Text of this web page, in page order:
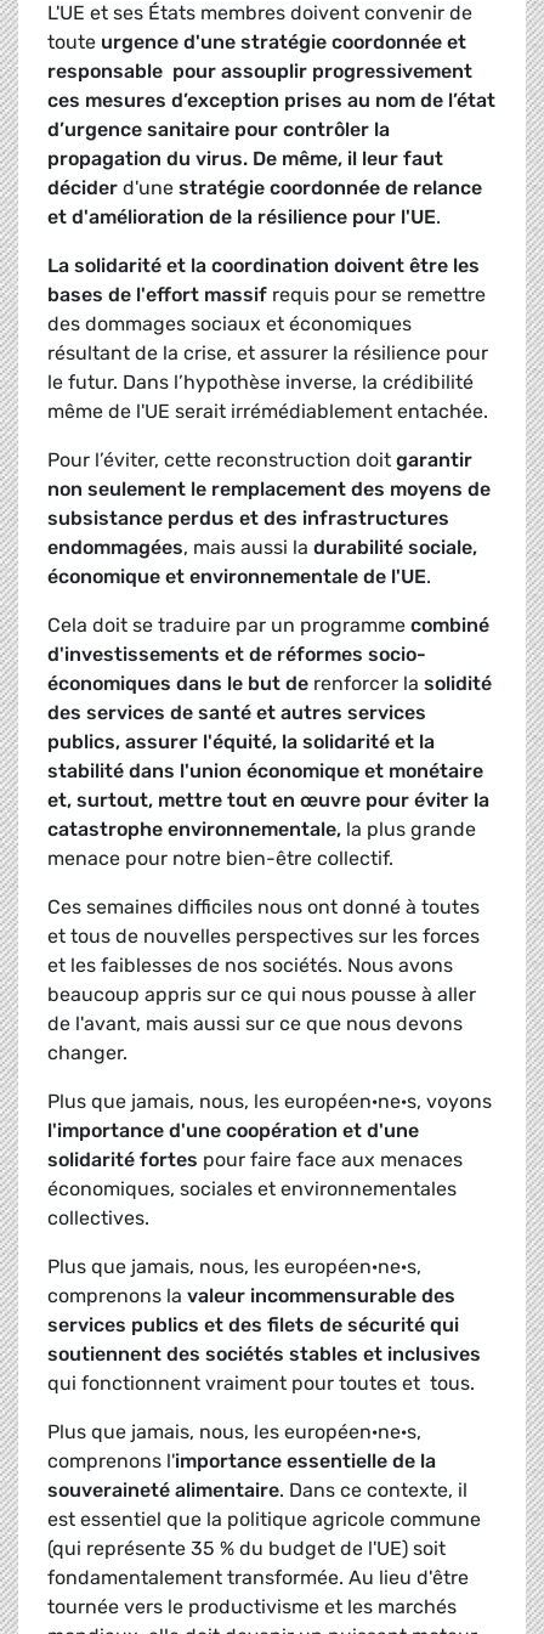
L'UE et ses États membres doivent convenir de
toute urgence d'une stratégie coordonnée et
responsable pour assouplir progressivement
ces mesures d’exception prises au nom de l’état
d’urgence sanitaire pour contrôler la
propagation du virus. De même, il leur faut
décider d'une stratégie coordonnée de relance
et d'amélioration de la résilience pour l'UE.
La solidarité et la coordination doivent être les
bases de l'effort massif requis pour se remettre
des dommages sociaux et économiques
résultant de la crise, et assurer la résilience pour
le futur. Dans l’hypothèse inverse, la crédibilité
même de l'UE serait irrémédiablement entachée.
Pour l’éviter, cette reconstruction doit garantir
non seulement le remplacement des moyens de
subsistance perdus et des infrastructures
endommagées, mais aussi la durabilité sociale,
économique et environnementale de l'UE.
Cela doit se traduire par un programme combiné
d'investissements et de réformes socio-
économiques dans le but de renforcer la solidité
des services de santé et autres services
publics, assurer l'équité, la solidarité et la
stabilité dans l'union économique et monétaire
et, surtout, mettre tout en œuvre pour éviter la
catastrophe environnementale, la plus grande
menace pour notre bien-être collectif.
Ces semaines difficiles nous ont donné à toutes
et tous de nouvelles perspectives sur les forces
et les faiblesses de nos sociétés. Nous avons
beaucoup appris sur ce qui nous pousse à aller
de l'avant, mais aussi sur ce que nous devons
changer.
Plus que jamais, nous, les européen·ne·s, voyons
l'importance d'une coopération et d'une
solidarité fortes pour faire face aux menaces
économiques, sociales et environnementales
collectives.
Plus que jamais, nous, les européen·ne·s,
comprenons la valeur incommensurable des
services publics et des filets de sécurité qui
soutiennent des sociétés stables et inclusives
qui fonctionnent vraiment pour toutes et tous.
Plus que jamais, nous, les européen·ne·s,
comprenons l'importance essentielle de la
souveraineté alimentaire. Dans ce contexte, il
est essentiel que la politique agricole commune
(qui représente 35 % du budget de l'UE) soit
fondamentalement transformée. Au lieu d'être
tournée vers le productivisme et les marchés